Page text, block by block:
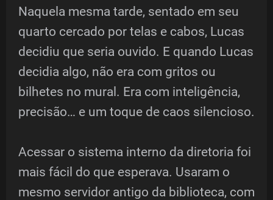
Naquela mesma tarde, sentado em seu
quarto cercado por telas e cabos, Lucas
decidiu que seria ouvido. E quando Lucas
decidia algo, não era com gritos ou
bilhetes no mural. Era com inteligência,
precisão… e um toque de caos silencioso.
Acessar o sistema interno da diretoria foi
mais fácil do que esperava. Usaram o
mesmo servidor antigo da biblioteca, com